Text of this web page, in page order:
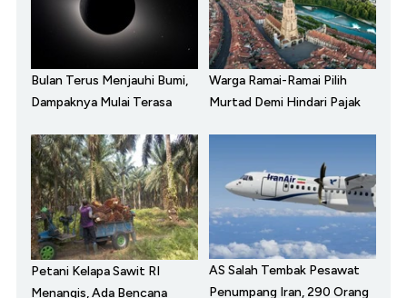
Bulan Terus Menjauhi Bumi,
Dampaknya Mulai Terasa
Warga Ramai-Ramai Pilih
Murtad Demi Hindari Pajak
Petani Kelapa Sawit RI
Menangis, Ada Bencana
AS Salah Tembak Pesawat
Penumpang Iran, 290 Orang